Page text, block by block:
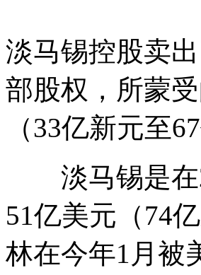
淡马锡控股卖
部股权，所蒙
（33亿新元至
淡马锡是在
51亿美元（74
林在今年1月被